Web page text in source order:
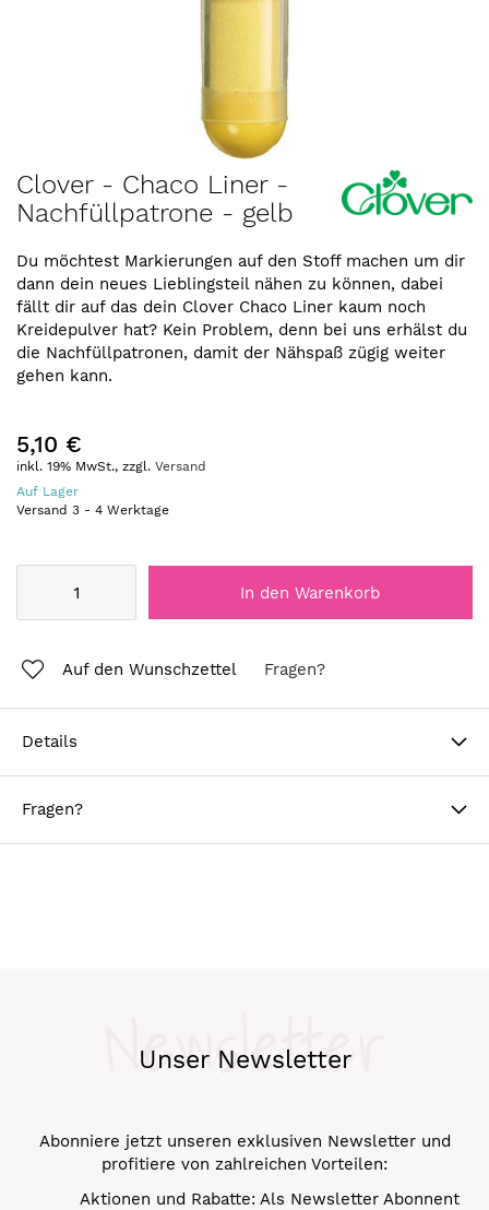
Zum
Anfang
der
springen
Clover - Chaco Liner -
Nachfüllpatrone - gelb
Du möchtest Markierungen auf den Stoff machen um dir
dann dein neues Lieblingsteil nähen zu können, dabei
fällt dir auf das dein Clover Chaco Liner kaum noch
Kreidepulver hat? Kein Problem, denn bei uns erhälst du
die Nachfüllpatronen, damit der Nähspaß zügig weiter
gehen kann.
5,10 €
inkl. 19% MwSt., zzgl. Versand
Auf Lager
Versand 3 - 4 Werktage
In den Warenkorb
Auf den Wunschzettel Fragen?
Details
Fragen?
Unser Newsletter
Newsletter
Abonniere jetzt unseren exklusiven Newsletter und
profitiere von zahlreichen Vorteilen:
Aktionen und Rabatte: Als Newsletter Abonnent